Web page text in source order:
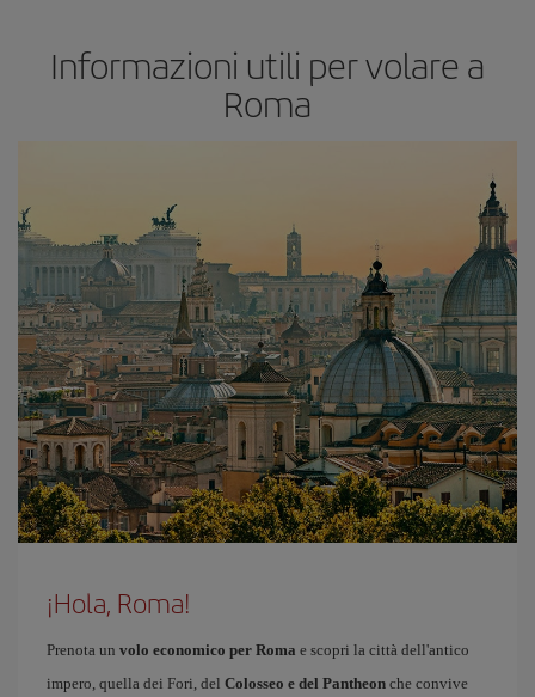
Informazioni utili per volare a
Roma
¡Hola, Roma!
Prenota un volo economico per Roma e scopri la città dell'antico
impero, quella dei Fori, del Colosseo e del Pantheon che convive